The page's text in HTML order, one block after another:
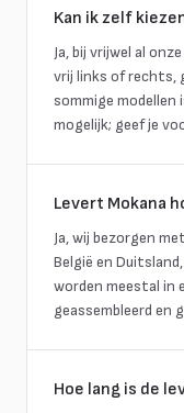
Kan ik zelf
Ja, bij vrijwel al
vrij links of rechts,
sommige
mogelijk; geef je
Levert Mokana
Ja, wij bezorgen
België en
worden meestal in
geassembleerd en
Hoe lang is de